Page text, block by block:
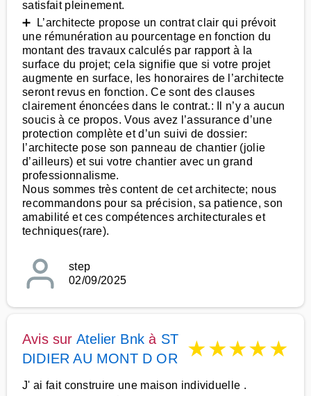
satisfait pleinement.
➕ L’architecte propose un contrat clair qui prévoit
une rémunération au pourcentage en fonction du
montant des travaux calculés par rapport à la
surface du projet; cela signifie que si votre projet
augmente en surface, les honoraires de l’architecte
seront revus en fonction. Ce sont des clauses
clairement énoncées dans le contrat.: Il n’y a aucun
soucis à ce propos. Vous avez l’assurance d’une
protection complète et d’un suivi de dossier:
l’architecte pose son panneau de chantier (jolie
d’ailleurs) et sui votre chantier avec un grand
professionnalisme.
Nous sommes très content de cet architecte; nous
recommandons pour sa précision, sa patience, son
amabilité et ces compétences architecturales et
techniques(rare).
step
02/09/2025
Avis sur Atelier Bnk à ST
DIDIER AU MONT D OR
★★★★★
J' ai fait construire une maison individuelle .